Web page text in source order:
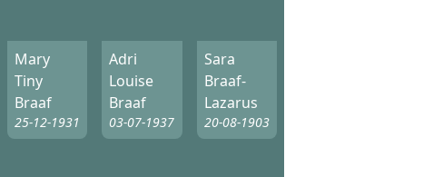
Mary
Tiny
Braaf
25-12-1931
Adri
Louise
Braaf
03-07-1937
Sara
Braaf-
Lazarus
20-08-1903